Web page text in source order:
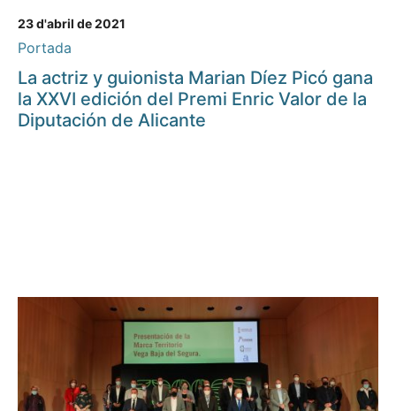
23 d'abril de 2021
Portada
La actriz y guionista Marian Díez Picó gana
la XXVI edición del Premi Enric Valor de la
Diputación de Alicante